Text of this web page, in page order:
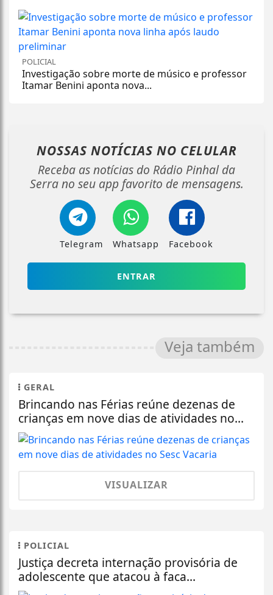
POLICIAL
Investigação sobre morte de músico e professor
Itamar Benini aponta nova...
NOSSAS NOTÍCIAS NO CELULAR
Receba as notícias do Rádio Pinhal da
Serra no seu app favorito de mensagens.
Telegram Whatsapp Facebook
ENTRAR
Veja também
GERAL
Brincando nas Férias reúne dezenas de
crianças em nove dias de atividades no...
VISUALIZAR
POLICIAL
Justiça decreta internação provisória de
adolescente que atacou à faca...